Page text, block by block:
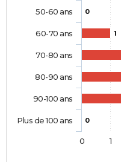
0
1
0
50-60 ans
60-70 ans
70-80 ans
80-90 ans
90-100 ans
Plus de 100 ans
0 1